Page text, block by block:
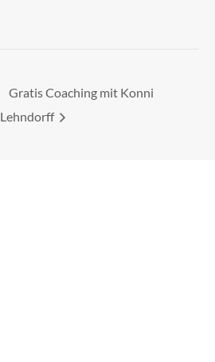
Gratis Coaching mit Konni
Lehndorff